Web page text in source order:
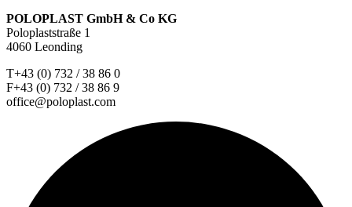
POLOPLAST GmbH & Co KG
Poloplaststraße 1
4060 Leonding
T+43 (0) 732 / 38 86 0
F+43 (0) 732 / 38 86 9
office@poloplast.com